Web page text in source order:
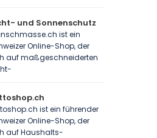
und Sonnenschutz
ist ein
Online-Shop, der
auf maßgeschneiderten
ist ein führender
Online-Shop, der
auf Haushalts-